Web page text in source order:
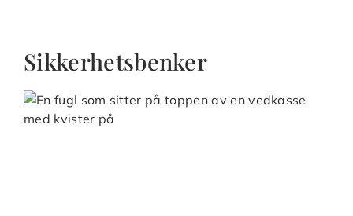
Sikkerhetsbenker